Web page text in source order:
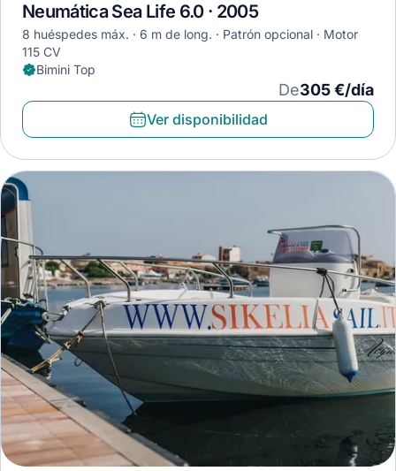
Neumática Sea Life 6.0 · 2005
8 huéspedes máx. 6 m de long. Patrón opcional
Motor
115 CV
Bimini Top
De305 €/día
Ver disponibilidad